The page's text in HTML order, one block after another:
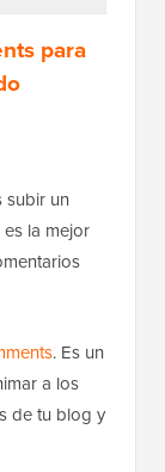
para
subir un
la mejor
. Es un
a los
de tu blog y